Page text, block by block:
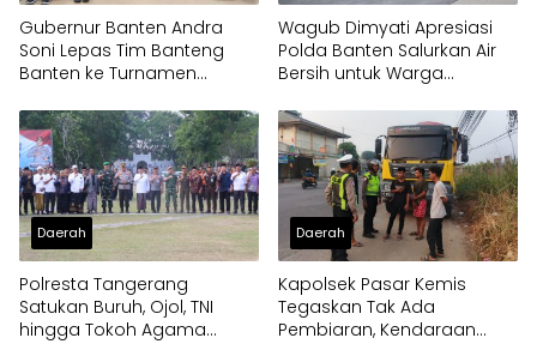
Gubernur Banten Andra
Soni Lepas Tim Banteng
Banten ke Turnamen
Wagub Dimyati Apresiasi
Polda Banten Salurkan Air
Bersih untuk Warga
Daerah
Polresta Tangerang
Satukan Buruh, Ojol, TNI
hingga Tokoh Agama
Daerah
Kapolsek Pasar Kemis
Tegaskan Tak Ada
Pembiaran, Kendaraan